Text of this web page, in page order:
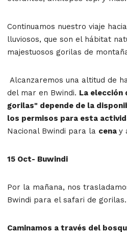
Continuamos nuestro viaje
lluviosos, que son el hábitat
majestuosos gorilas de
Alcanzaremos una altitud de
del mar en Bwindi. La elección
gorilas" depende de la
los permisos para esta
Nacional Bwindi para la cena y
15 Oct- Buwindi
Por la mañana, nos
Bwindi para el safari de gorilas.
Caminamos a través del